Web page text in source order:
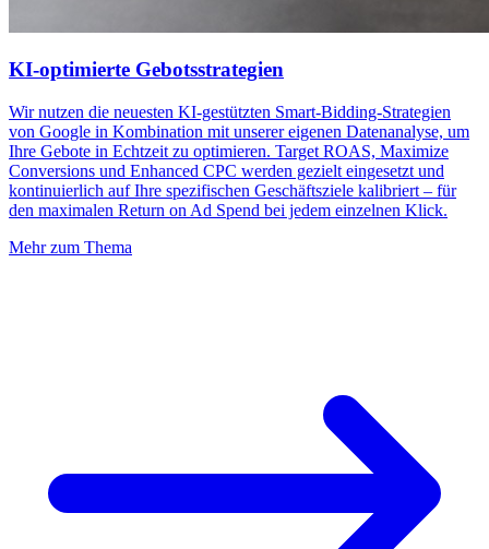
KI-optimierte Gebotsstrategien
Wir nutzen die neuesten KI-gestützten Smart-Bidding-Strategien
von Google in Kombination mit unserer eigenen Datenanalyse, um
Ihre Gebote in Echtzeit zu optimieren. Target ROAS, Maximize
Conversions und Enhanced CPC werden gezielt eingesetzt und
kontinuierlich auf Ihre spezifischen Geschäftsziele kalibriert – für
den maximalen Return on Ad Spend bei jedem einzelnen Klick.
Mehr zum Thema